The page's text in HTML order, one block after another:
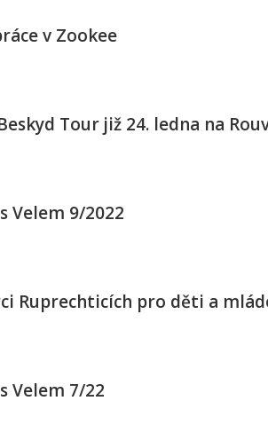
v Zookee
Tour již 24. ledna na
Velem 9/2022
Ruprechticích pro děti a
Velem 7/22